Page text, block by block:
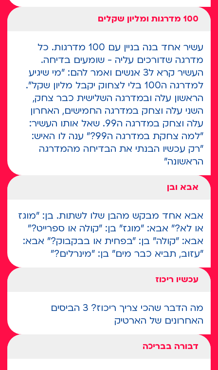
100 מדרגות ומליון שקלים
עשיר אחד בנה בניין עם 100 מדרגות. כל
מדרגה שדורכים עליה - שומעים בדיחה.
העשיר קרא ל3 אנשים ואמר להם: "מי שיגיע
למדרגה ה100 בלי לצחוק יקבל מליון שקל".
הראשון עלה ובמדרגה השלישית כבר צחק,
השני עלה וצחק במדרגה החמישים, האחרון
עלה וצחק במדרגה ה99. שאל אותו העשיר:
"למה צחקת במדרגה ה99?" ענה לו האיש:
"רק עכשיו הבנתי את הבדיחה מהמדרגה
הראשונה"
אבא ובן
אבא אחד מבקש מהבן שלו לשתות. בן: "מוגז
או לא?" אבא: "מוגז" בן: "קולה או ספרייט?"
אבא: "קולה" בן: "בפחית או בבקבוק?" אבא:
"עזוב, תביא כבר מים" בן: "מינרלים?"
עכשיו ריכוז
מה הדבר שהכי צריך ריכוז? 3 הביסים
האחרונים של הארטיק
דבורה בבריכה